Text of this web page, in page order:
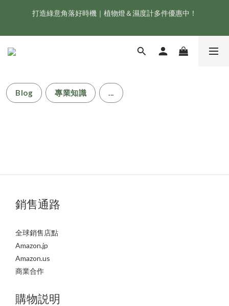
新會員享首購折 $100 優惠，立即點我註冊！！
打造綠意角落好時機｜植物燈＆濕度計多件優惠中！
ONF 人氣冠軍 Flat One+ 智慧水族燈，會員獨享 9 折，現省
Blog 專業知識 ...
銷售通路
全球銷售店點
Amazon.jp
Amazon.us
商業合作
購物説明